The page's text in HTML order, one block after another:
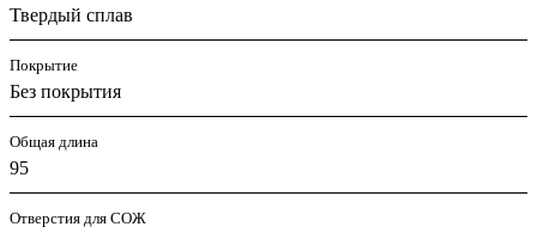
Твердый сплав
Покрытие
Без покрытия
Общая длина
95
Отверстия для СОЖ